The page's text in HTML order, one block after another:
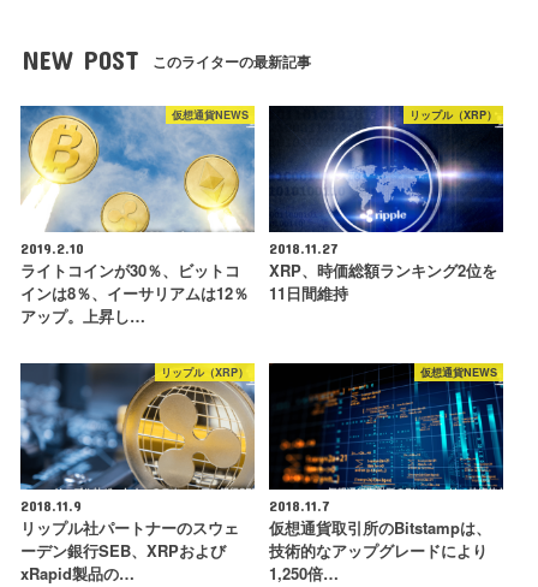
NEW POST このライターの最新記事
仮想通貨NEWS
2019.2.10
ライトコインが30％、ビットコ
インは8％、イーサリアムは12％
アップ。上昇し…
リップル（XRP）
2018.11.27
XRP、時価総額ランキング2位を
11日間維持
リップル（XRP）
2018.11.9
リップル社パートナーのスウェ
ーデン銀行SEB、XRPおよび
xRapid製品の…
仮想通貨NEWS
2018.11.7
仮想通貨取引所のBitstampは、
技術的なアップグレードにより
1,250倍…